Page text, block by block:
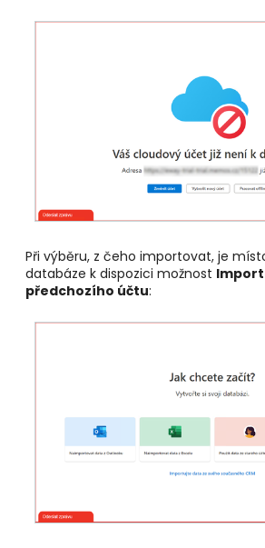
Při výběru, z čeho importovat, je
databáze k dispozici možnost
předchozího účtu: